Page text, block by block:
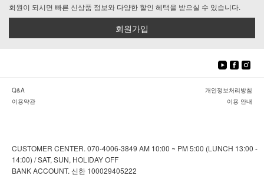
회원이 되시면 빠른 신상품 정보와 다양한 할인 혜택을 받으실 수 있습니다.
회원가입
Q&A
이용약관
개인정보처리방침
이용 안내
CUSTOMER CENTER. 070-4006-3849 AM 10:00 ~ PM 5:00 (LUNCH 13:00 -
14:00) / SAT, SUN, HOLIDAY OFF
BANK ACCOUNT. 신한 100029405222